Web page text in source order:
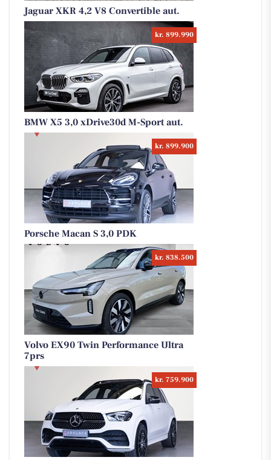
Jaguar XKR 4,2 V8 Convertible aut.
kr. 899.990
BMW X5 3,0 xDrive30d M-Sport aut.
kr. 899.900
Porsche Macan S 3,0 PDK
kr. 838.500
Volvo EX90 Twin Performance Ultra
7prs
kr. 759.900